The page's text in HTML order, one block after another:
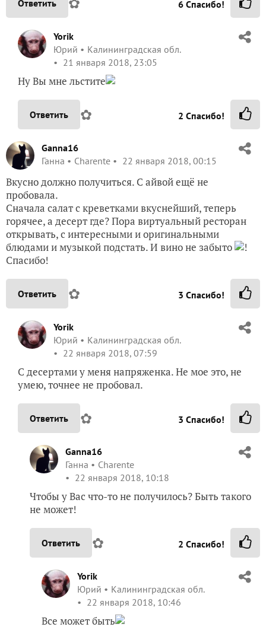
Ответить 6 Спасибо!
Yorik
Юрий
Калининградская обл.
21 января 2018, 23:05
Ну Вы мне льстите
Ответить ✿ 2 Спасибо!
Ganna16
Ганна
Charente 22 января 2018, 00:15
Вкусно должно получиться. С айвой ещё не
пробовала.
Сначала салат с креветками вкуснейший, теперь
горячее, а десерт где? Пора виртуальный ресторан
открывать, с интересными и оригинальными
блюдами и музыкой подстать. И вино не забыто
!
Спасибо!
Ответить ✿ 3 Спасибо!
Yorik
Юрий
Калининградская обл.
22 января 2018, 07:59
С десертами у меня напряженка. Не мое это, не
умею, точнее не пробовал.
Ответить ✿ 3 Спасибо!
Ganna16
Ганна
Charente
22 января 2018, 10:18
Чтобы у Вас что-то не получилось? Быть такого
не может!
Ответить ✿ 2 Спасибо!
Yorik
Юрий
Калининградская обл.
22 января 2018, 10:46
Все может быть